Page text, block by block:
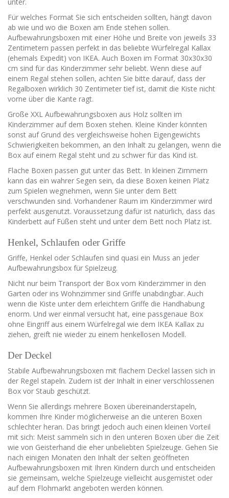
Für welches Format Sie sich entscheiden sollten, hängt davon
ab wie und wo die Boxen am Ende stehen sollen.
Aufbewahrungsboxen mit einer Höhe und Breite von jeweils 33
Zentimetern passen perfekt in das beliebte Würfelregal Kallax
(ehemals Expedit) von IKEA. Auch Boxen im Format 30x30x30
cm sind für das Kinderzimmer sehr beliebt. Wenn diese auf
einem Regal stehen sollen, achten Sie bitte darauf, dass der
Regalboxen wirklich 30 Zentimeter tief ist, damit die Kiste nicht
vorne über die Kante ragt.
Große XXL Aufbewahrungsboxen aus Holz sollten im
Kinderzimmer auf dem Boxen stehen. Kleine Kinder könnten
sonst auf Grund des vergleichsweise hohen Eigengewichts
Schwierigkeiten bekommen, an den Inhalt zu gelangen, wenn die
Box auf einem Regal steht und zu schwer für das Kind ist.
Flache Boxen passen gut unter das Bett. In kleinen Zimmern
kann das ein wahrer Segen sein, da diese Boxen keinen Platz
zum Spielen wegnehmen, wenn Sie unter dem Bett
verschwunden sind. Vorhandener Raum im Kinderzimmer wird
perfekt ausgenutzt. Voraussetzung dafür ist natürlich, dass das
Kinderbett auf Füßen steht und unter dem Bett noch Platz ist.
Henkel, Schlaufen oder Griffe
Griffe, Henkel oder Schlaufen sind quasi ein Muss an jeder
Aufbewahrungsbox für Spielzeug.
Nicht nur beim Transport der Box vom Kinderzimmer in den
Garten oder ins Wohnzimmer sind Griffe unabdingbar. Auch
wenn die Kiste unter dem erleichtern Griffe die Handhabung
enorm. Und wer einmal versucht hat, eine passgenaue Box
ohne Eingriff aus einem Würfelregal wie dem IKEA Kallax zu
ziehen, greift nie wieder zu einem henkellosen Modell.
Der Deckel
Stabile Aufbewahrungsboxen mit flachem Deckel lassen sich in
der Regel stapeln. Zudem ist der Inhalt in einer verschlossenen
Box vor Staub geschützt.
Wenn Sie allerdings mehrere Boxen übereinanderstapeln,
kommen Ihre Kinder möglicherweise an die unteren Boxen
schlechter heran. Das bringt jedoch auch einen kleinen Vorteil
mit sich: Meist sammeln sich in den unteren Boxen über die Zeit
wie von Geisterhand die eher unbeliebten Spielzeuge. Gehen Sie
nach einigen Monaten den Inhalt der selten geöffneten
Aufbewahrungsboxen mit Ihren Kindern durch und entscheiden
sie gemeinsam, welche Spielzeuge vielleicht ausgemistet oder
auf dem Flohmarkt angeboten werden können.